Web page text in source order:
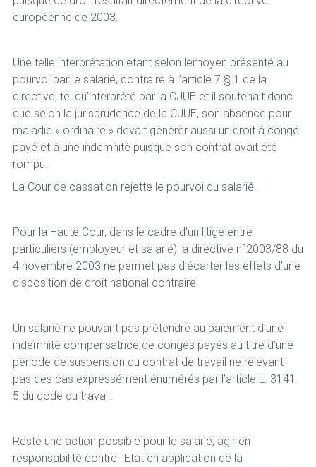
européenne de 2003.
Une telle interprétation étant selon lemoyen présenté au
pourvoi par le salarié, contraire à l’article 7 § 1 de la
directive, tel qu’interprété par la CJUE et il soutenait donc
que selon la jurisprudence de la CJUE, son absence pour
maladie « ordinaire » devait générer aussi un droit à congé
payé et à une indemnité puisque son contrat avait été
rompu.
La Cour de cassation rejette le pourvoi du salarié.
Pour la Haute Cour, dans le cadre d’un litige entre
particuliers (employeur et salarié) la directive n°2003/88 du
4 novembre 2003 ne permet pas d’écarter les effets d’une
disposition de droit national contraire.
Un salarié ne pouvant pas prétendre au paiement d’une
indemnité compensatrice de congés payés au titre d’une
période de suspension du contrat de travail ne relevant
pas des cas expressément énumérés par l’article L. 3141-
5 du code du travail.
Reste une action possible pour le salarié, agir en
responsabilité contre l’Etat en application de la